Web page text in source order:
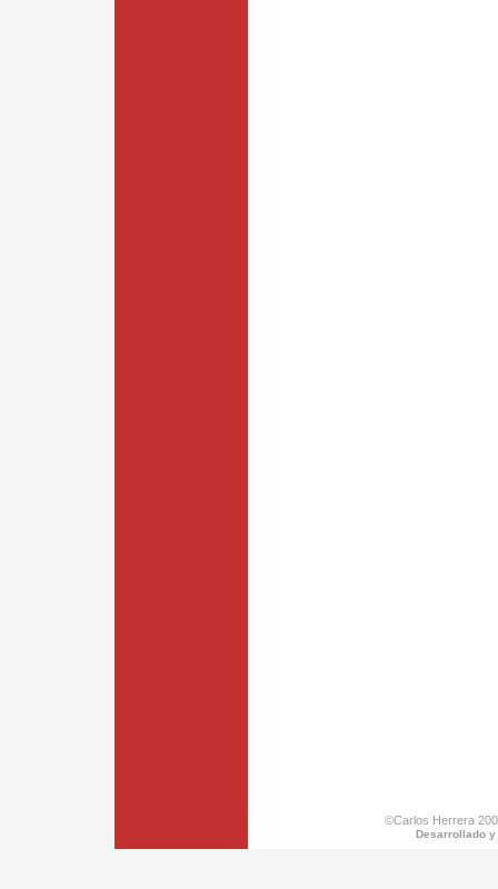
©Carlos Herrera
Desarrollado